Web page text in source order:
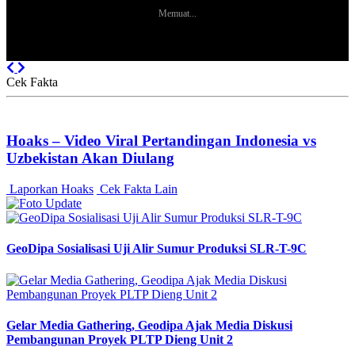
Memuat...
Previous
Cek Fakta
Hoaks – Video Viral Pertandingan Indonesia vs
Uzbekistan Akan Diulang
Laporkan Hoaks Cek Fakta Lain
GeoDipa Sosialisasi Uji Alir Sumur Produksi SLR-T-9C
Gelar Media Gathering, Geodipa Ajak Media Diskusi
Pembangunan Proyek PLTP Dieng Unit 2